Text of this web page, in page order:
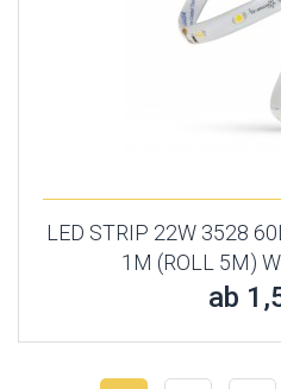
LED STRIP 22W 3528
1M (ROLL 5M)
ab